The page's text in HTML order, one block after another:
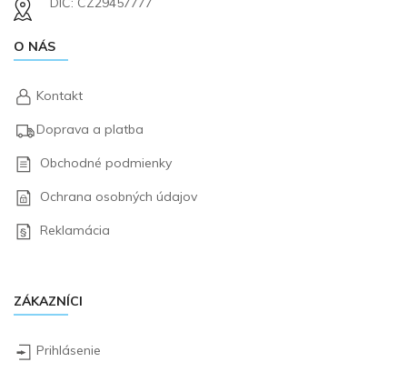
O NÁS
Kontakt
Doprava a platba
Obchodné podmienky
Ochrana osobných údajov
Reklamácia
ZÁKAZNÍCI
Prihlásenie